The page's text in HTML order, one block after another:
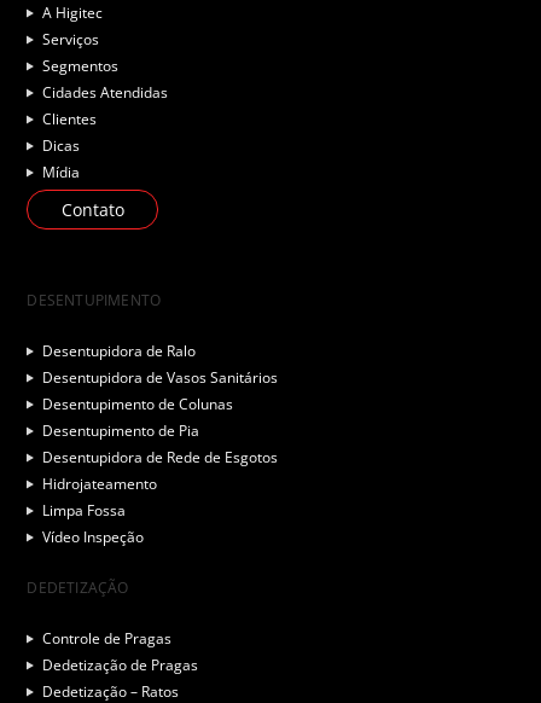
A Higitec
Serviços
Segmentos
Cidades Atendidas
Clientes
Dicas
Mídia
Contato
DESENTUPIMENTO
Desentupidora de Ralo
Desentupidora de Vasos Sanitários
Desentupimento de Colunas
Desentupimento de Pia
Desentupidora de Rede de Esgotos
Hidrojateamento
Limpa Fossa
Vídeo Inspeção
DEDETIZAÇÃO
Controle de Pragas
Dedetização de Pragas
Dedetização – Ratos